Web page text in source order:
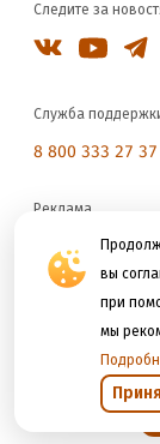
вы
при
мы
Следите за
Служба
8 800 333 27 37
Реклама
Мы принимаем к